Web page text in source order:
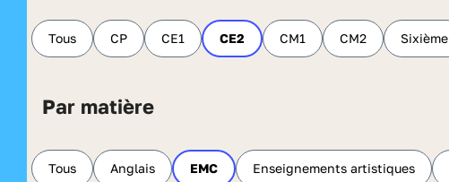
Tous CP CE1 CE2 CM1 CM2 Sixième
Par matière
Tous Anglais EMC Enseignements artistiques